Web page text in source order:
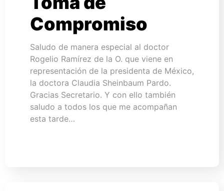
Compromiso
Saludo de manera especial al doctor
Rogelio Ramírez de la O. que viene en
representación de la presidenta de México,
la doctora Claudia Sheinbaum Pardo.
Gracias Secretario. Y con ello también
saludo a todos los que me acompañan
esta tarde…